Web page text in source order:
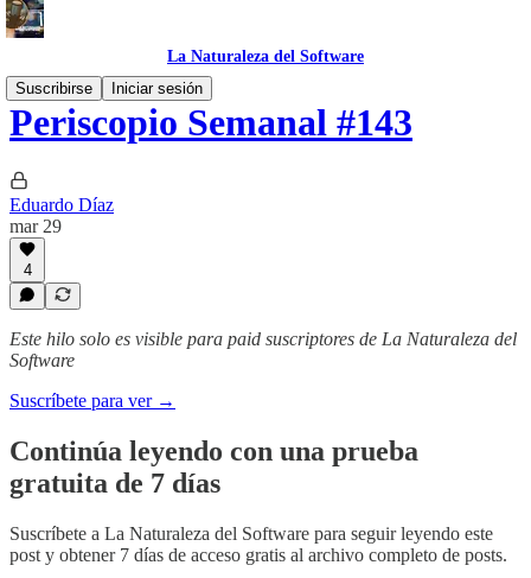
La Naturaleza del Software
Suscribirse
Iniciar sesión
Periscopio Semanal #143
Eduardo Díaz
mar 29
4
Este hilo solo es visible para paid suscriptores de La Naturaleza del
Software
Suscríbete para ver →
Continúa leyendo con una prueba
gratuita de 7 días
Suscríbete a La Naturaleza del Software para seguir leyendo este
post y obtener 7 días de acceso gratis al archivo completo de posts.